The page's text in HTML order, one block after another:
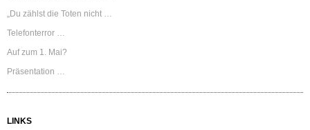
„Du zählst die Toten nicht …
Telefonterror …
Auf zum 1. Mai?
Präsentation …
LINKS